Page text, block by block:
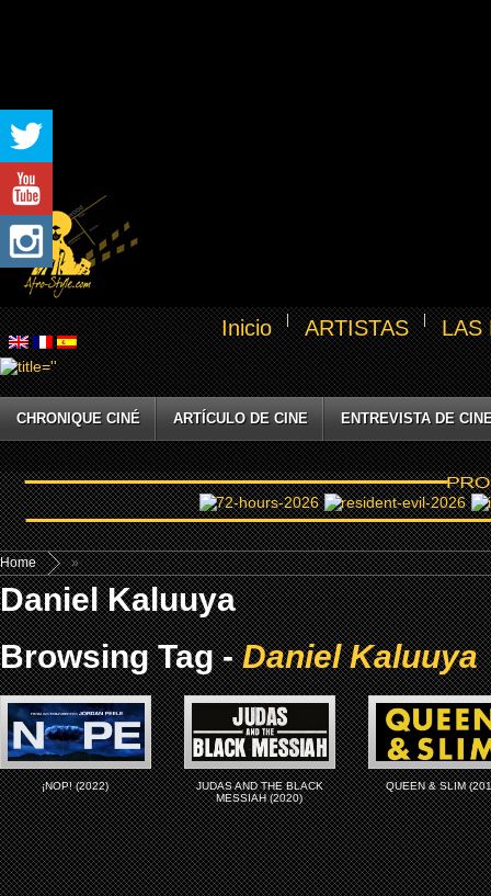
Inicio ARTISTAS LAS
CHRONIQUE CINÉ ARTÍCULO DE CINE ENTREVISTA DE
Home »
Daniel Kaluuya
Browsing Tag -Daniel Kaluuya
¡NOP! (2022)
JUDAS AND THE BLACK
MESSIAH (2020)
QUEEN & SLIM